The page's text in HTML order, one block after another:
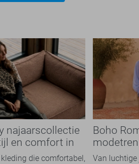
najaarscollectie
en comfort in
die comfortabel,
Boho
overal
Van luchtige